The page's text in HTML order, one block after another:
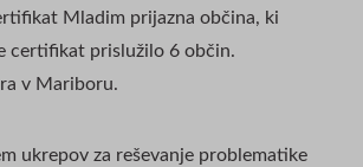
Mladim prijazna občina, ki
certifikat prislužilo 6 občin.
v Mariboru.
ukrepov za reševanje problematike